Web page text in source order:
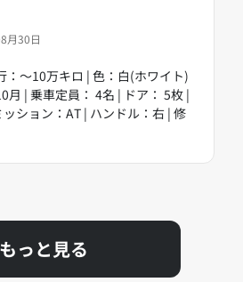
月30日
：～10万キロ | 色：白(ホワイト)
月 | 乗車定員： 4名 | ドア： 5枚 |
ション：AT | ハンドル：右 | 修
もっと見る